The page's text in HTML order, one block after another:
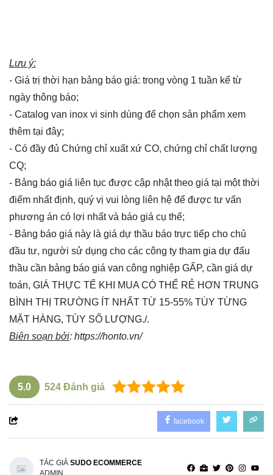
Lưu ý:
- Giá trị thời hạn bảng báo giá: trong vòng 1 tuần kể từ
ngày thông báo;
- Catalog van inox vi sinh dùng để chọn sản phẩm xem
thêm tại đây;
- Có đầy đủ Chứng chỉ xuất xứ CO, chứng chỉ chất lượng
CQ;
- Bảng báo giá liên tục được cập nhật theo giá tại một thời
điểm nhất định, quý vị vui lòng liên hệ để được tư vấn
phương án có lợi nhất và báo giá cụ thể;
- Bảng báo giá này là giá dự thầu báo trực tiếp cho chủ
đầu tư, người sử dụng cho các công ty tham gia dự đấu
thầu cần bảng báo giá van công nghiệp GẤP, cần giá dự
toán, GIÁ THỰC TẾ KHI MUA CÓ THỂ RẺ HƠN TRUNG
BÌNH THỊ TRƯỜNG ÍT NHẤT TỪ 15-55% TÙY TỪNG
MẶT HÀNG, TÙY SỐ LƯỢNG./.
Biên soạn bởi: https://honto.vn/
5.0 524 Đánh giá
facebook
TÁC GIẢ SUDO ECOMMERCE
ADMIN